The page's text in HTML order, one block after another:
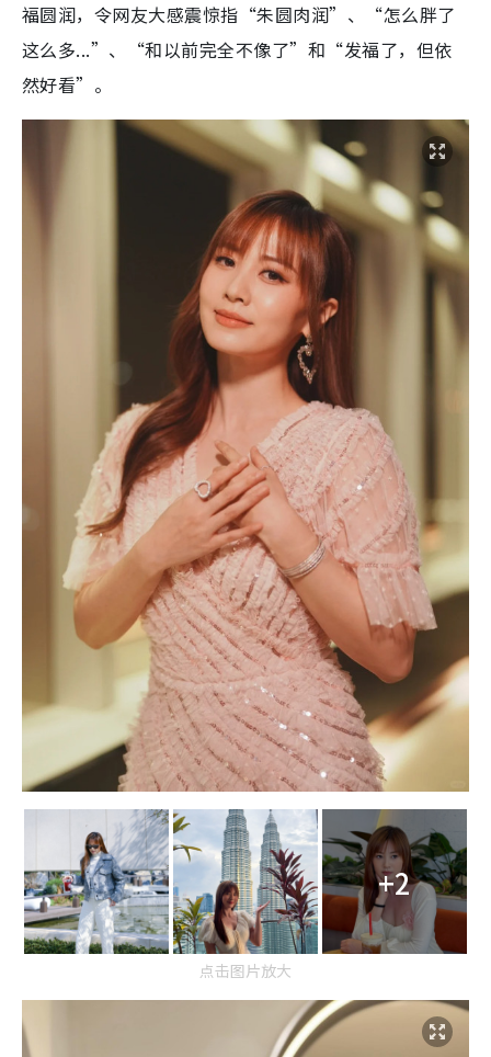
福圆润，令网友大感震惊指“朱圆肉润”、“怎么胖了
这么多...”、“和以前完全不像了”和“发福了，但依
然好看”。
+2
点击图片放大